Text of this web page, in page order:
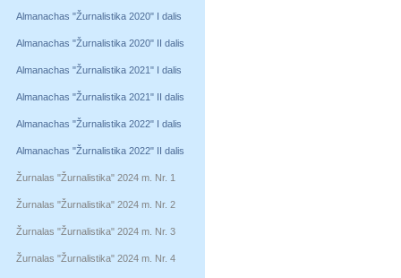
Almanachas "Žurnalistika 2020" I dalis
Almanachas "Žurnalistika 2020" II dalis
Almanachas "Žurnalistika 2021" I dalis
Almanachas "Žurnalistika 2021" II dalis
Almanachas "Žurnalistika 2022" I dalis
Almanachas "Žurnalistika 2022" II dalis
Žurnalas "Žurnalistika" 2024 m. Nr. 1
Žurnalas "Žurnalistika" 2024 m. Nr. 2
Žurnalas "Žurnalistika" 2024 m. Nr. 3
Žurnalas "Žurnalistika" 2024 m. Nr. 4